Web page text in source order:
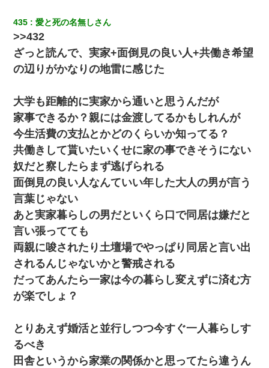
兄の新しい嫁がやらかしすぎて辛い。当たり前のように実家や姪
の幼稚園に来る
い」→
デパートの外商『私さんだと名乗る女が、ツケで宝石を買おうと
していて…』私「！？」→ 翌日。ママ友たちの様子が微妙におか
しくなり・・・
小学生の息子が急に様子がおかしくなった。私「理由を聞いても
『わかんない！』って怒鳴り付けてくるし、困っってる」旦那
「話してみるよ」→ 後日・・・
義兄嫁が義実家で「コロナ陽性だったからこのまま療養させて下
さい」と言い出してド修羅場になった
生保レディと行為する為に駆け引きしてみた結果ｗｗｗｗｗｗｗ
ｗｗｗｗｗ
夫に癌の余命宣告。その闘病中に長女から信じられない言葉を受
けた
435 愛と死の名無しさん
>>432
ざっと読んで、実家+面倒見の良い人+共働き希望
の辺りがかなりの地雷に感じた
大学も距離的に実家から通いと思うんだが
家事できるか？親には金渡してるかもしれんが
今生活費の支払とかどのくらいか知ってる？
共働きして貰いたいくせに家の事できそうにない
奴だと察したらまず逃げられる
面倒見の良い人なんていい年した大人の男が言う
言葉じゃない
あと実家暮らしの男だといくら口で同居は嫌だと
言い張ってても
両親に唆されたり土壇場でやっぱり同居と言い出
されるんじゃないかと警戒される
だってあんたら一家は今の暮らし変えずに済む方
が楽でしょ？
とりあえず婚活と並行しつつ今すぐ一人暮らしす
るべき
田舎というから家業の関係かと思ってたら違うん